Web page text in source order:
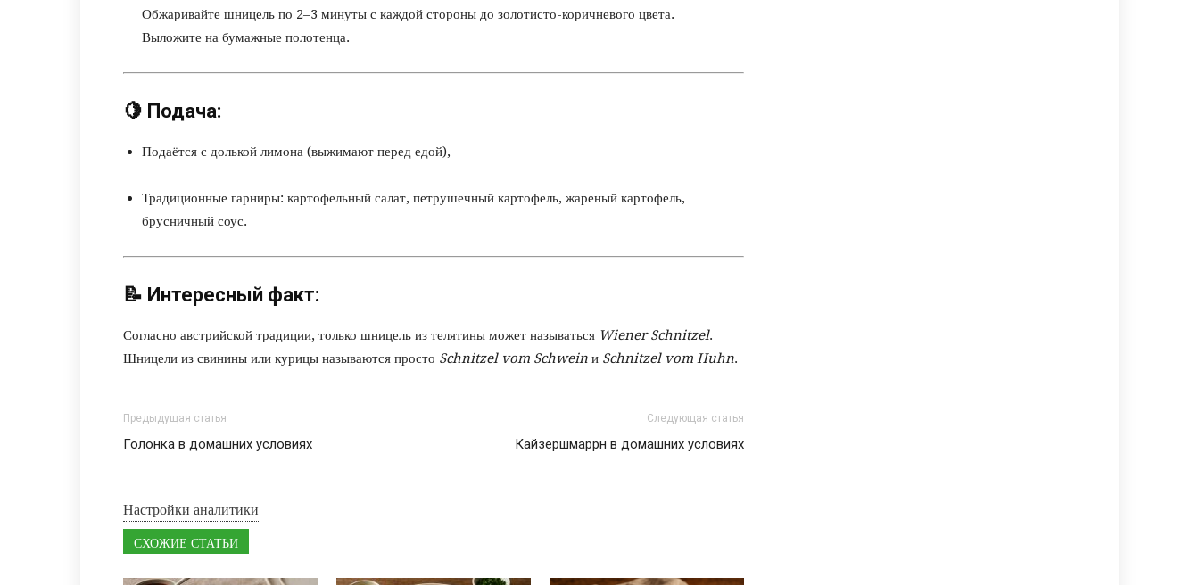
Обжаривайте шницель по 2–3 минуты с каждой стороны до золотисто-коричневого цвета.
Выложите на бумажные полотенца.
🍋 Подача:
Подаётся с долькой лимона (выжимают перед едой),
Традиционные гарниры: картофельный салат, петрушечный картофель, жареный картофель,
брусничный соус.
📝 Интересный факт:
Согласно австрийской традиции, только шницель из телятины может называться Wiener Schnitzel.
Шницели из свинины или курицы называются просто Schnitzel vom Schwein и Schnitzel vom Huhn.
Предыдущая статья
Голонка в домашних условиях
Следующая статья
Кайзершмаррн в домашних условиях
Настройки аналитики
СХОЖИЕ СТАТЬИ